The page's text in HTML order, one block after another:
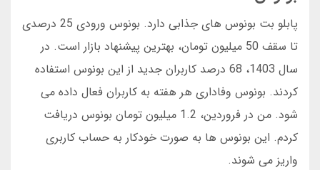
پابلو بت بونوس های جذابی دارد. بونوس ورودی 25 درصدی
تا سقف 50 میلیون تومان، بهترین پیشنهاد بازار است. در
سال 1403، 68 درصد کاربران جدید از این بونوس استفاده
کردند. بونوس وفاداری هر هفته به کاربران فعال داده می
شود. من در فروردین، 1.2 میلیون تومان بونوس دریافت
کردم. این بونوس ها به صورت خودکار به حساب کاربری
واریز می شوند.